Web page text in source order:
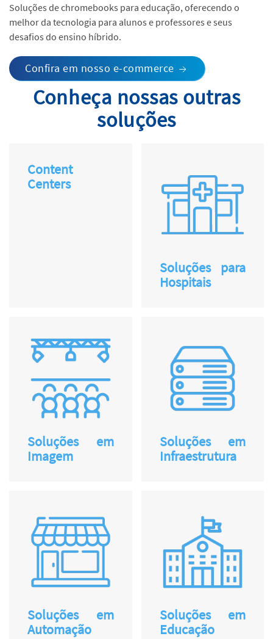
Soluções de chromebooks para educação, oferecendo o
melhor da tecnologia para alunos e professores e seus
desafios do ensino híbrido.
Confira em nosso e-commerce
Conheça nossas outras
soluções
Content
Centers
Soluções para
Hospitais
Soluções em
Imagem
Soluções em
Infraestrutura
Soluções em
Automação
Soluções em
Educação